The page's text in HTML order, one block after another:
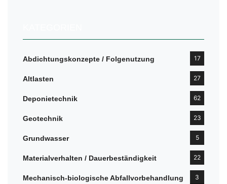
Abdichtungskonzepte / Folgenutzung 17
Altlasten 27
Deponietechnik 62
Geotechnik 23
Grundwasser 5
Materialverhalten / Dauerbeständigkeit 22
Mechanisch-biologische Abfallvorbehandlung 3